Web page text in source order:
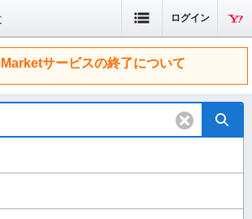
ログイン
サービスの終了について